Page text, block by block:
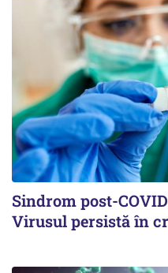
Sindrom post-
Virusul persistă în